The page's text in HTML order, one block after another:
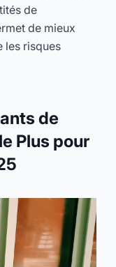
de
de mieux
les risques
de
Plus pour